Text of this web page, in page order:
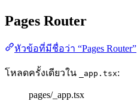
Pages Router
หัวข้อที่มีชื่อว่า “Pages Router”
โหลดครั้งเดียวใน _app.tsx:
pages/_app.tsx